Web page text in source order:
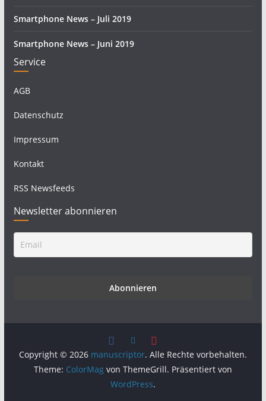
Smartphone News – Juli 2019
Smartphone News – Juni 2019
Service
AGB
Datenschutz
Impressum
Kontakt
RSS Newsfeeds
Newsletter abonnieren
Copyright © 2026 manuscriptor. Alle Rechte vorbehalten.
Theme: ColorMagvon ThemeGrill. Präsentiert von
WordPress.